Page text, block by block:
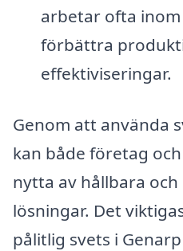
arbetar ofta
förbättra
effektiviseringar.
Genom att använda
kan både företag
nytta av hållbara
lösningar. Det
pålitlig svets i